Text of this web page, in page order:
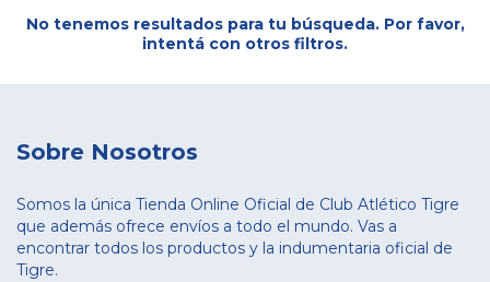
No tenemos resultados para tu búsqueda. Por favor,
intentá con otros filtros.
Sobre Nosotros
Somos la única Tienda Online Oficial de Club Atlético Tigre
que además ofrece envíos a todo el mundo. Vas a
encontrar todos los productos y la indumentaria oficial de
Tigre.